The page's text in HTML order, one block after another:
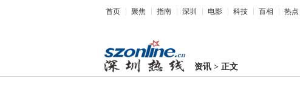
首页 聚焦 指南 深圳 电影 科技 百相 热点
资讯 >正文